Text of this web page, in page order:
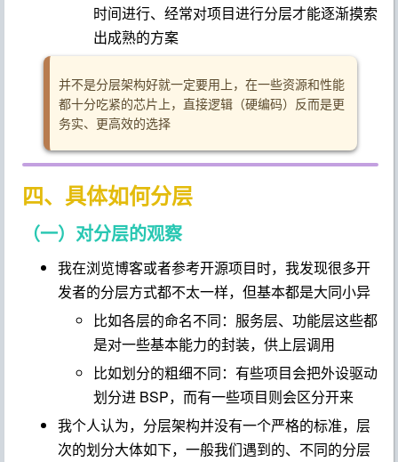
时间进行、经常对项目进行分层才能逐渐摸索
出成熟的方案
并不是分层架构好就一定要用上，在一些资源和性能
都十分吃紧的芯片上，直接逻辑（硬编码）反而是更
务实、更高效的选择
四、具体如何分层
（一）对分层的观察
我在浏览博客或者参考开源项目时，我发现很多开
发者的分层方式都不太一样，但基本都是大同小异
比如各层的命名不同：服务层、功能层这些都
是对一些基本能力的封装，供上层调用
比如划分的粗细不同：有些项目会把外设驱动
划分进 BSP，而有一些项目则会区分开来
我个人认为，分层架构并没有一个严格的标准，层
次的划分大体如下，一般我们遇到的、不同的分层